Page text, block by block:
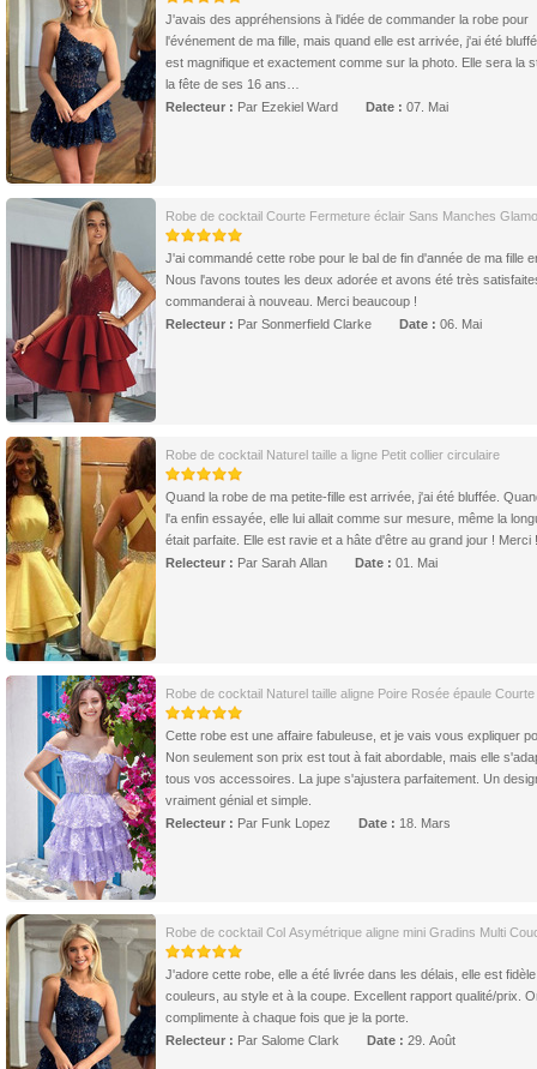
J'avais des appréhensions à l'idée de commander la robe pour
l'événement de ma fille, mais quand elle est arrivée, j'ai été
est magnifique et exactement comme sur la photo. Elle sera la
la fête de ses 16 ans…
Relecteur : Par Ezekiel Ward Date : 07. Mai
Robe de cocktail Courte Fermeture éclair Sans Manches
J'ai commandé cette robe pour le bal de fin d'année de ma fille
Nous l'avons toutes les deux adorée et avons été très
commanderai à nouveau. Merci beaucoup !
Relecteur : Par Sonmerfield Clarke Date : 06. Mai
Robe de cocktail Naturel taille a ligne Petit collier circulaire
Quand la robe de ma petite-fille est arrivée, j'ai été bluffée.
l'a enfin essayée, elle lui allait comme sur mesure, même la
était parfaite. Elle est ravie et a hâte d'être au grand jour ! Merci !
Relecteur : Par Sarah Allan Date : 01. Mai
Robe de cocktail Naturel taille aligne Poire Rosée épaule Courte
Cette robe est une affaire fabuleuse, et je vais vous expliquer
Non seulement son prix est tout à fait abordable, mais elle
tous vos accessoires. La jupe s'ajustera parfaitement. Un
vraiment génial et simple.
Relecteur : Par Funk Lopez Date : 18. Mars
Robe de cocktail Col Asymétrique aligne mini Gradins Multi
J'adore cette robe, elle a été livrée dans les délais, elle est
couleurs, au style et à la coupe. Excellent rapport qualité/prix.
complimente à chaque fois que je la porte.
Relecteur : Par Salome Clark Date : 29. Août